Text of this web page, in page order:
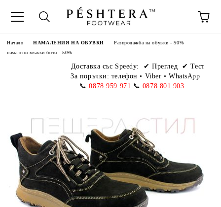
Начало НАМАЛЕНИЯ НА ОБУВКИ
Разпродажба на обувки - 50%
намалени мъжки боти - 50%
Доставка със Speedy:
✔ Преглед ✔ Тест
За поръчки: телефон• Viber • WhatsApp
📞 0878 959 971 📞 0878 801 903